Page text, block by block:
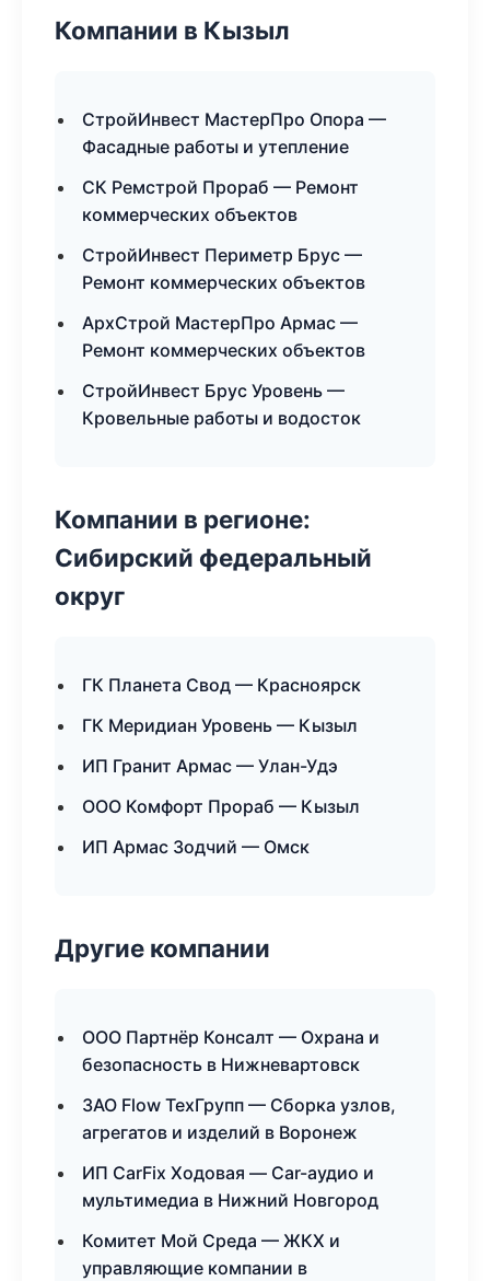
Компании в Кызыл
СтройИнвест МастерПро Опора —
Фасадные работы и утепление
СК Ремстрой Прораб — Ремонт
коммерческих объектов
СтройИнвест Периметр Брус —
Ремонт коммерческих объектов
АрхСтрой МастерПро Армас —
Ремонт коммерческих объектов
СтройИнвест Брус Уровень —
Кровельные работы и водосток
Компании в регионе:
Сибирский федеральный
округ
ГК Планета Свод — Красноярск
ГК Меридиан Уровень — Кызыл
ИП Гранит Армас — Улан-Удэ
ООО Комфорт Прораб — Кызыл
ИП Армас Зодчий — Омск
Другие компании
ООО Партнёр Консалт — Охрана и
безопасность в Нижневартовск
ЗАО Flow ТехГрупп — Сборка узлов,
агрегатов и изделий в Воронеж
ИП CarFix Ходовая — Car-аудио и
мультимедиа в Нижний Новгород
Комитет Мой Среда — ЖКХ и
управляющие компании в